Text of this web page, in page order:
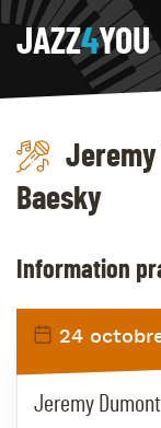
JAZZ4YOU
Jeremy
Baesky
Information
24
Jeremy